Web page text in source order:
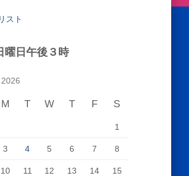
スト
曜日午後３時
M T W T F S
1
3 4 5 6 7 8
10 11 12 13 14 15